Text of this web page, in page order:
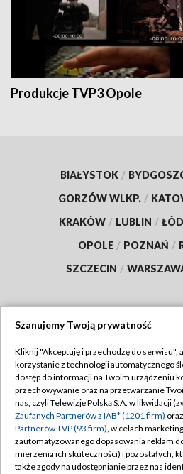
Produkcje TVP3 Opole
BIAŁYSTOK /
GORZÓW WLKP. /
KRAKÓW / LUBLIN /
OPOLE / POZNAŃ /
SZCZECIN /
TVP
Abonament TVP
Emisja w TVP
Centrum informacji TVP
Naziemna Telewizja Cyfrowa
Regulamin
Polityka
Moje
Pomoc
Szanujemy Twoją prywatność
Kliknij "Akceptuję i przechodzę do serwisu",
korzystanie z technologii automatycznego
dostęp do informacji na Twoim urządzeniu
przechowywanie oraz na przetwarzanie
nas, czyli Telewizję Polską S.A. w likwidacji
Zaufanych Partnerów z IAB* (1201 firm)
Partnerów TVP (93 firm), w celach
zautomatyzowanego dopasowania reklam
mierzenia ich skuteczności) i pozostałych,
także zgody na udostępnianie przez nas